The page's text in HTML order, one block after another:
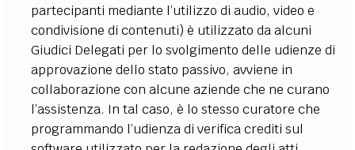
partecipanti mediante l’utilizzo di audio, video e
condivisione di contenuti) è utilizzato da alcuni
Giudici Delegati per lo svolgimento delle udienze di
approvazione dello stato passivo, avviene in
collaborazione con alcune aziende che ne curano
l’assistenza. In tal caso, è lo stesso curatore che
programmando l’udienza di verifica crediti sul